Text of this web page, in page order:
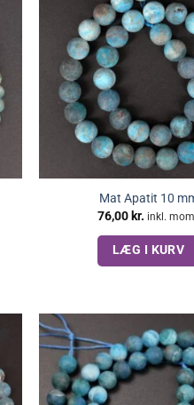
Mat Apatit 10
76,00 kr. inkl.
LÆG I KURV